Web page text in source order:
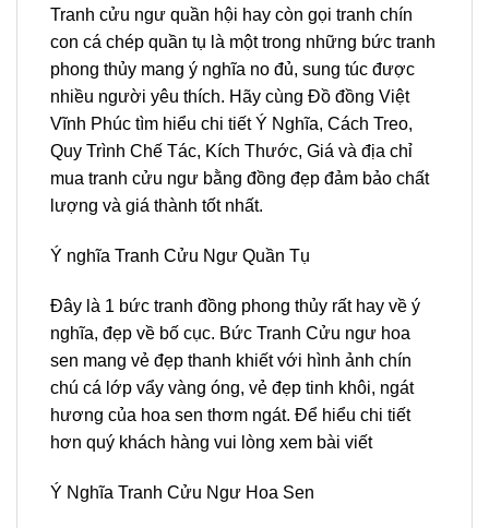
Tranh cửu ngư quần hội hay còn gọi tranh chín
con cá chép quần tụ là một trong những bức tranh
phong thủy mang ý nghĩa no đủ, sung túc được
nhiều người yêu thích. Hãy cùng Đồ đồng Việt
Vĩnh Phúc tìm hiểu chi tiết Ý Nghĩa, Cách Treo,
Quy Trình Chế Tác, Kích Thước, Giá và địa chỉ
mua tranh cửu ngư bằng đồng đẹp đảm bảo chất
lượng và giá thành tốt nhất.
Ý nghĩa Tranh Cửu Ngư Quần Tụ
Đây là 1 bức tranh đồng phong thủy rất hay về ý
nghĩa, đẹp về bố cục. Bức Tranh Cửu ngư hoa
sen mang vẻ đẹp thanh khiết với hình ảnh chín
chú cá lớp vẩy vàng óng, vẻ đẹp tinh khôi, ngát
hương của hoa sen thơm ngát. Để hiểu chi tiết
hơn quý khách hàng vui lòng xem bài viết
Ý Nghĩa Tranh Cửu Ngư Hoa Sen